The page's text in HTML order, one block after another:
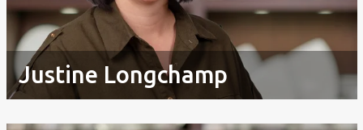
Justine Longchamp